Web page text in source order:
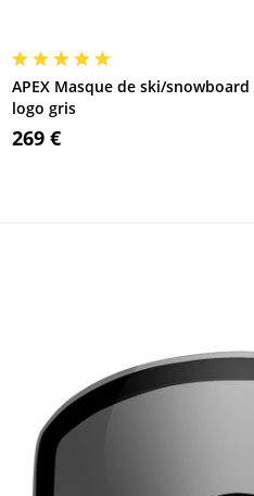
APEX Masque de ski/
logo gris
269 €